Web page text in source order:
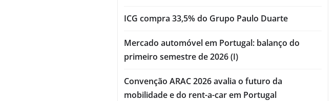
ICG compra 33,5% do Grupo Paulo Duarte
Mercado automóvel em Portugal: balanço do
primeiro semestre de 2026 (I)
Convenção ARAC 2026 avalia o futuro da
mobilidade e do rent-a-car em Portugal